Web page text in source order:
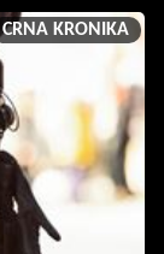
CRNA KRONIKA